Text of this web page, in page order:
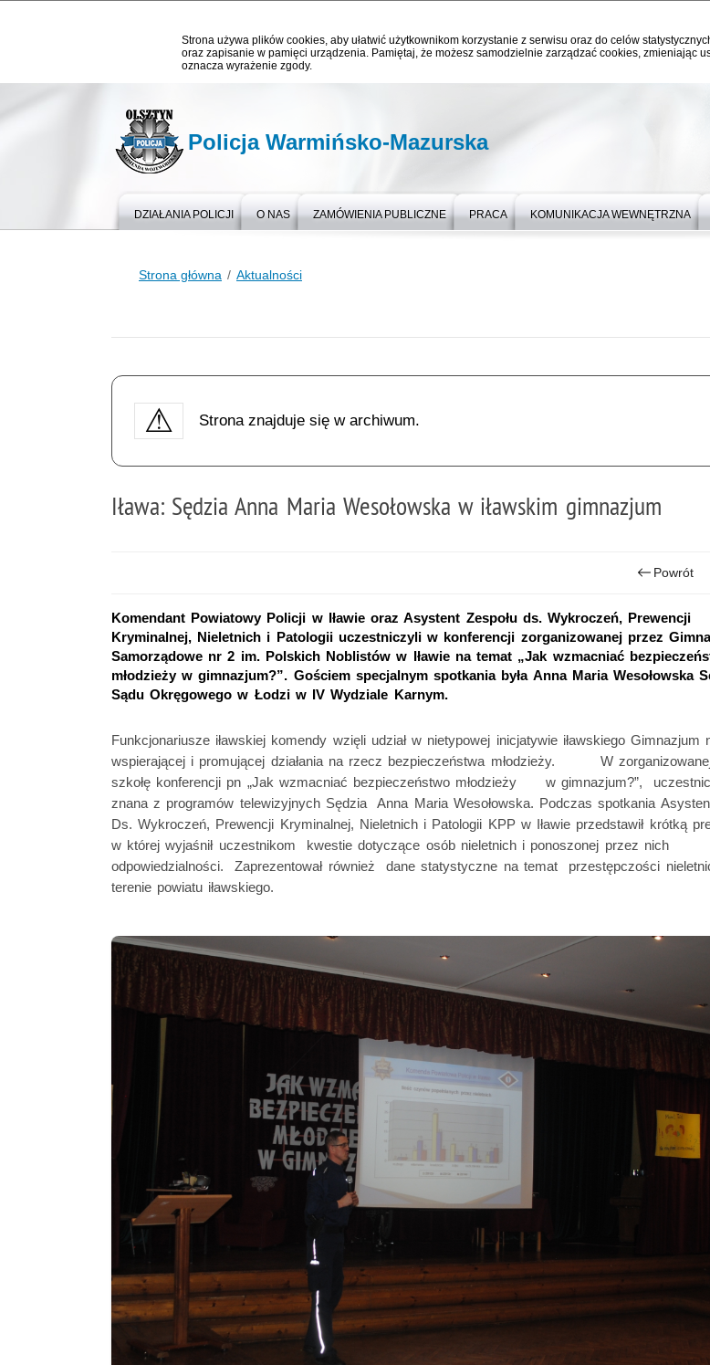
Strona używa plików cookies, aby ułatwić użytkownikom korzystanie z serwisu oraz do celów
oraz zapisanie w pamięci urządzenia. Pamiętaj, że możesz samodzielnie zarządzać cookies, zmieniając
oznacza wyrażenie zgody.
Policja Warmińsko-Mazurska
DZIAŁANIA POLICJI O NAS ZAMÓWIENIA PUBLICZNE PRACA KOMUNIKACJA WEWNĘTRZNA
Strona główna Aktualności
Strona znajduje się w archiwum.
Iława: Sędzia Anna Maria Wesołowska w iławskim gimnazjum
Powrót
Komendant Powiatowy Policji w Iławie oraz Asystent Zespołu ds. Wykroczeń, Prewencji
Kryminalnej, Nieletnich i Patologii uczestniczyli w konferencji zorganizowanej przez
Samorządowe nr 2 im. Polskich Noblistów w Iławie na temat „Jak wzmacniać
młodzieży w gimnazjum?”. Gościem specjalnym spotkania była Anna Maria Wesołowska
Sądu Okręgowego w Łodzi w IV Wydziale Karnym.
Funkcjonariusze iławskiej komendy wzięli udział w nietypowej inicjatywie iławskiego Gimnazjum
wspierającej i promującej działania na rzecz bezpieczeństwa młodzieży. W
szkołę konferencji pn „Jak wzmacniać bezpieczeństwo młodzieży w gimnazjum?”,
znana z programów telewizyjnych Sędzia Anna Maria Wesołowska. Podczas spotkania
Ds. Wykroczeń, Prewencji Kryminalnej, Nieletnich i Patologii KPP w Iławie przedstawił krótką
w której wyjaśnił uczestnikom kwestie dotyczące osób nieletnich i ponoszonej przez nich
odpowiedzialności. Zaprezentował również dane statystyczne na temat przestępczości
terenie powiatu iławskiego.